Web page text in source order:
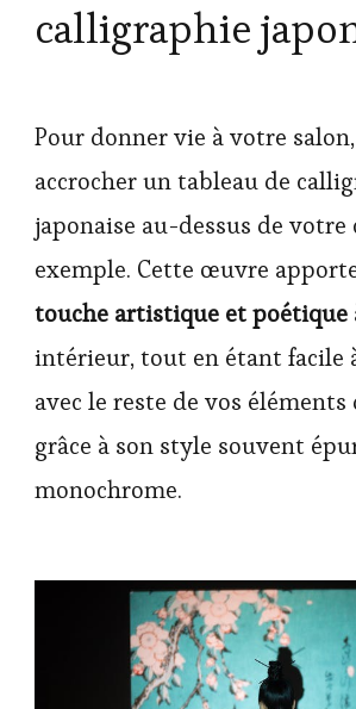
calligraphie
Pour donner vie à votre
accrocher un tableau de
japonaise au-dessus de votre
exemple. Cette œuvre
touche artistique et poétique
intérieur, tout en étant facile
avec le reste de vos éléments
grâce à son style souvent
monochrome.